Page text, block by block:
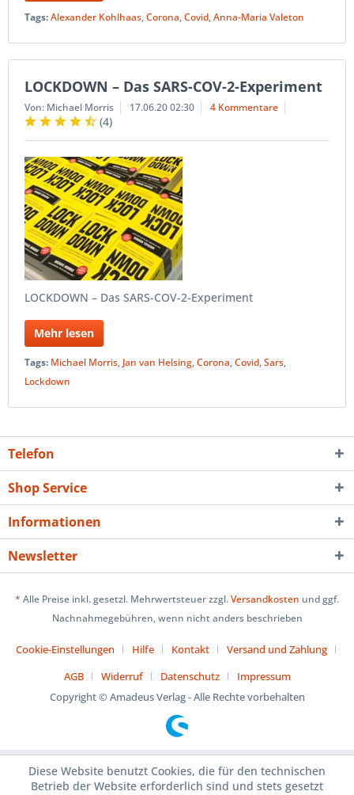
Tags:Alexander Kohlhaas,Corona,Covid,Anna-Maria Valeton
LOCKDOWN – Das SARS-COV-2-Experiment
Von: Michael Morris 17.06.20 02:30 4 Kommentare
(4)
LOCKDOWN – Das SARS-COV-2-Experiment
Mehr lesen
Tags: Michael Morris, Jan van Helsing,Corona,Covid,Sars,
Lockdown
Telefon
Shop Service
Informationen
Newsletter
* Alle Preise inkl. gesetzl. Mehrwertsteuer zzgl.Versandkosten und ggf.
Nachnahmegebühren, wenn nicht anders beschrieben
Cookie-Einstellungen Hilfe Kontakt
Versand und Zahlung
AGB
Widerruf Datenschutz
Impressum
Copyright © Amadeus Verlag - Alle Rechte vorbehalten
Diese Website benutzt Cookies, die für den technischen
Betrieb der Website erforderlich sind und stets gesetzt